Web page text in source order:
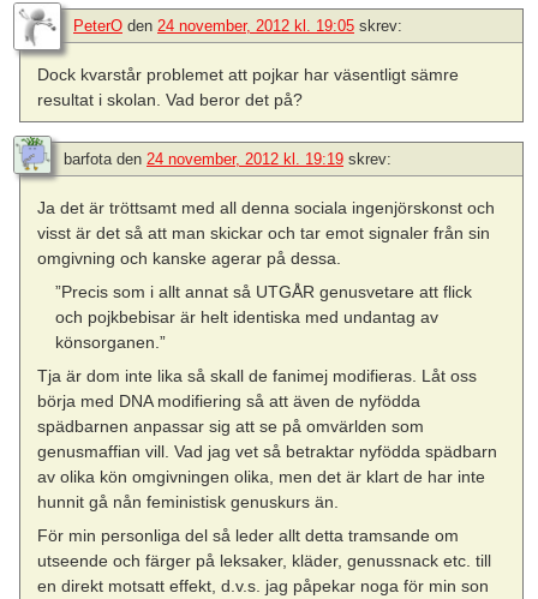
PeterO den 24 november, 2012 kl. 19:05 skrev:
Dock kvarstår problemet att pojkar har väsentligt sämre
resultat i skolan. Vad beror det på?
barfota den 24 november, 2012 kl. 19:19 skrev:
Ja det är tröttsamt med all denna sociala ingenjörskonst och
visst är det så att man skickar och tar emot signaler från sin
omgivning och kanske agerar på dessa.
”Precis som i allt annat så UTGÅR genusvetare att flick
och pojkbebisar är helt identiska med undantag av
könsorganen.”
Tja är dom inte lika så skall de fanimej modifieras. Låt oss
börja med DNA modifiering så att även de nyfödda
spädbarnen anpassar sig att se på omvärlden som
genusmaffian vill. Vad jag vet så betraktar nyfödda spädbarn
av olika kön omgivningen olika, men det är klart de har inte
hunnit gå nån feministisk genuskurs än.
För min personliga del så leder allt detta tramsande om
utseende och färger på leksaker, kläder, genussnack etc. till
en direkt motsatt effekt, d.v.s. jag påpekar noga för min son